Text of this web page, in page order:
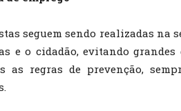
seguem sendo realizadas na
e o cidadão, evitando
as regras de prevenção,